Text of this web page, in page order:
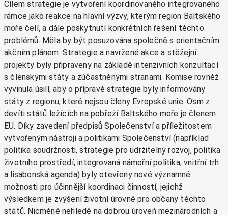
Cílem strategie je vytvoření koordinovaného integrovaného
rámce jako reakce na hlavní výzvy, kterým region Baltského
moře čelí, a dále poskytnutí konkrétních řešení těchto
problémů. Měla by být posuzována společně s orientačním
akčním plánem. Strategie a navržené akce a stěžejní
projekty byly připraveny na základě intenzivních konzultací
s členskými státy a zúčastněnými stranami. Komise rovněž
vyvinula úsilí, aby o přípravě strategie byly informovány
státy z regionu, které nejsou členy Evropské unie. Osm z
devíti států ležících na pobřeží Baltského moře je členem
EU. Díky zavedení předpisů Společenství a příležitostem
vytvořeným nástroji a politikami Společenství (například
politika soudržnosti, strategie pro udržitelný rozvoj, politika
životního prostředí, integrovaná námořní politika, vnitřní trh
a lisabonská agenda) byly otevřeny nové významné
možnosti pro účinnější koordinaci činností, jejichž
výsledkem je zvýšení životní úrovně pro občany těchto
států. Nicméně nehledě na dobrou úroveň mezinárodních a